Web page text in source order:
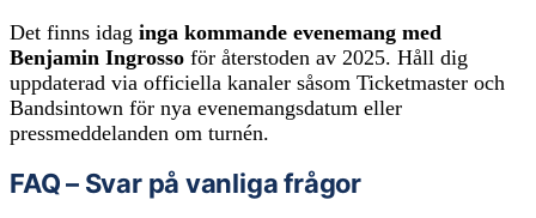
Det finns idag inga kommande evenemang med
Benjamin Ingrosso för återstoden av 2025. Håll dig
uppdaterad via officiella kanaler såsom Ticketmaster och
Bandsintown för nya evenemangsdatum eller
pressmeddelanden om turnén.
FAQ – Svar på vanliga frågor